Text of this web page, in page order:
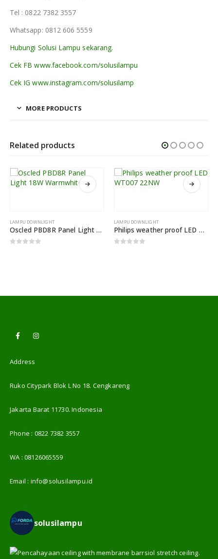
Tel : 0822 7382 3557
Whatsapp: 0812 606 5559
Hubungi Solusi Lampu sekarang.
Cek FB www.facebook.com/solusilampu
Cek IG www.instagram.com/solusilamp
MORE PRODUCTS
Related products
LAMPU DOWNLIGHT
Oscled PBD8R Panel Light 18W Warmwhite
LAMPU DOWNLIGHT
Philips weather proof LED WT007 22NW
Address
Ruko Citypark Blok L No 18. Cengkareng
Jakarta Barat 11730. Indonesia
Phone : 0822 7382 3557
WA :08126065559
Email : info@solusilampu.id
solusilampu